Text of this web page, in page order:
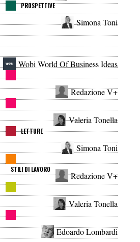
Simona Toni
PROSPETTIVE
Wobi World Of Business Ideas
Redazione V+
Valeria Tonella
Simona Toni
LETTURE
Redazione V+
STILI DI LAVORO
Valeria Tonella
Edoardo Lombardi